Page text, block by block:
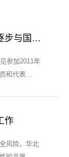
温家宝：要完善环境监测标准并逐步与国际接轨
参加2011年
和代表…
作
风险，华北